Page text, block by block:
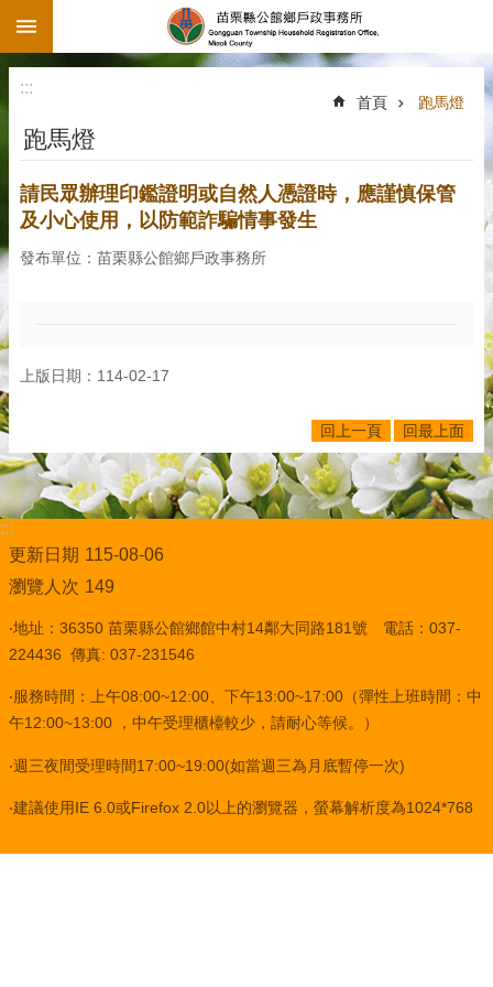
跳到主要內容區塊
:::
首頁 跑馬燈
跑馬燈
請民眾辦理印鑑證明或自然人憑證時，應謹慎保管
及小心使用，以防範詐騙情事發生
發布單位：苗栗縣公館鄉戶政事務所
上版日期：114-02-17
回上一頁 回最上面
:::
更新日期 115-08-06
瀏覽人次 149
‧地址：36350 苗栗縣公館鄉館中村14鄰大同路181號 電話：037-
224436 傳真: 037-231546
‧服務時間：上午08:00~12:00、下午13:00~17:00（彈性上班時間：中
午12:00~13:00 ，中午受理櫃檯較少，請耐心等候。）
‧週三夜間受理時間17:00~19:00(如當週三為月底暫停一次)
‧建議使用IE 6.0或Firefox 2.0以上的瀏覽器，螢幕解析度為1024*768